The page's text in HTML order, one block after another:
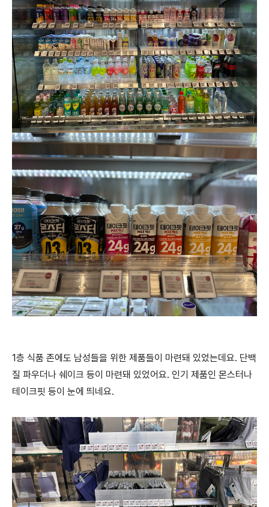
1층 식품 존에도 남성들을 위한 제품들이 마련돼 있었는데요. 단백
질 파우더나 쉐이크 등이 마련돼 있었어요. 인기 제품인 몬스터나
테이크핏 등이 눈에 띄네요.